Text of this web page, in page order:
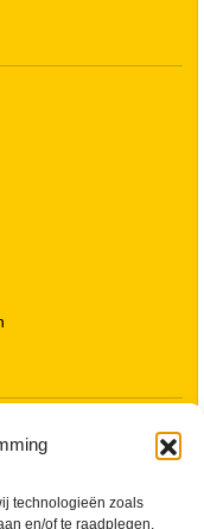
technologieën zoals
en/of te raadplegen.